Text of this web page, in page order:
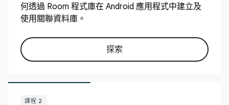
何透過 Room 程式庫在 Android 應用程式中建立及
使用關聯資料庫。
探索
課程 2